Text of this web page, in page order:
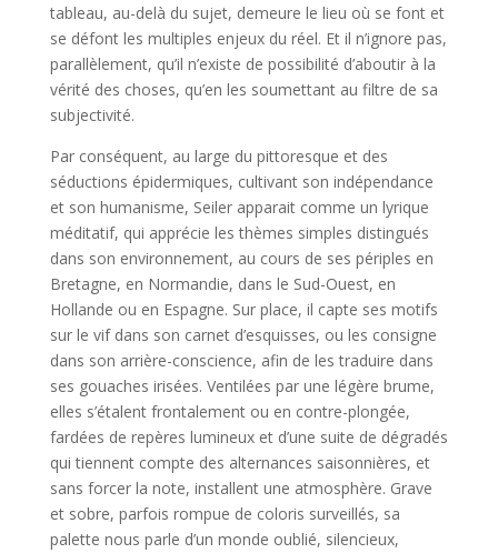
tableau, au-delà du sujet, demeure le lieu où se font et
se défont les multiples enjeux du réel. Et il n’ignore pas,
parallèlement, qu’il n’existe de possibilité d’aboutir à la
vérité des choses, qu’en les soumettant au filtre de sa
subjectivité.
Par conséquent, au large du pittoresque et des
séductions épidermiques, cultivant son indépendance
et son humanisme, Seiler apparait comme un lyrique
méditatif, qui apprécie les thèmes simples distingués
dans son environnement, au cours de ses périples en
Bretagne, en Normandie, dans le Sud-Ouest, en
Hollande ou en Espagne. Sur place, il capte ses motifs
sur le vif dans son carnet d’esquisses, ou les consigne
dans son arrière-conscience, afin de les traduire dans
ses gouaches irisées. Ventilées par une légère brume,
elles s’étalent frontalement ou en contre-plongée,
fardées de repères lumineux et d’une suite de dégradés
qui tiennent compte des alternances saisonnières, et
sans forcer la note, installent une atmosphère. Grave
et sobre, parfois rompue de coloris surveillés, sa
palette nous parle d’un monde oublié, silencieux,